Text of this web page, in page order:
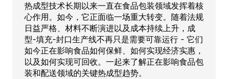
热成型技术长期以来一直在食品包装领域发挥着核
心作用。如今，它正面临一场重大转变。随着法规
日益严格、材料不断演进以及成本持续上升，成
型-填充-封口生产线不再只是需要可靠运行 - 它们
如今正在影响食品如何保鲜、如何实现经济实惠，
以及如何实现可回收。一起来了解正在影响食品包
装和配送领域的关键热成型趋势。